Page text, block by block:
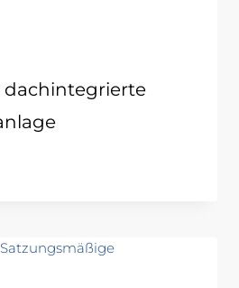
dachintegrierte